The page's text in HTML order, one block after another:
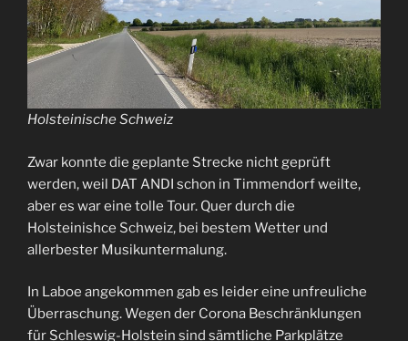
Holsteinische Schweiz
Zwar konnte die geplante Strecke nicht geprüft
werden, weil DAT ANDI schon in Timmendorf weilte,
aber es war eine tolle Tour. Quer durch die
Holsteinishce Schweiz, bei bestem Wetter und
allerbester Musikuntermalung.
In Laboe angekommen gab es leider eine unfreuliche
Überraschung. Wegen der Corona Beschränklungen
für Schleswig-Holstein sind sämtliche Parkplätze